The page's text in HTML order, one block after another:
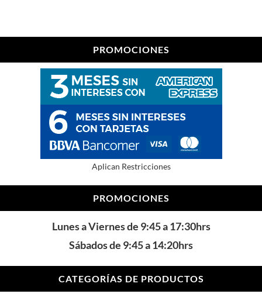
PROMOCIONES
Aplican Restricciones
PROMOCIONES
Lunes a Viernes de 9:45 a 17:30hrs
Sábados de 9:45 a 14:20hrs
CATEGORÍAS DE PRODUCTOS